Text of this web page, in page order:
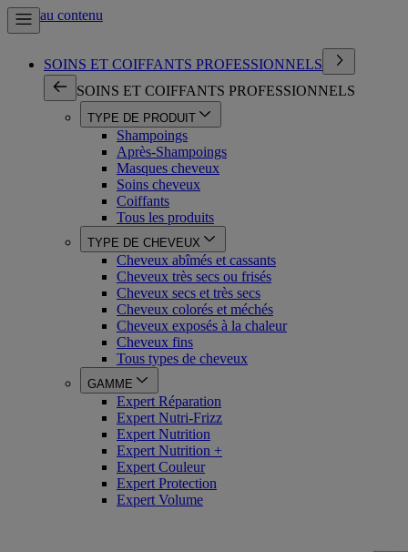
Aller au contenu
SOINS ET COIFFANTS PROFESSIONNELS
SOINS ET COIFFANTS PROFESSIONNELS
TYPE DE PRODUIT
Shampoings
Après-Shampoings
Masques cheveux
Soins cheveux
Coiffants
Tous les produits
TYPE DE CHEVEUX
Cheveux abîmés et cassants
Cheveux très secs ou frisés
Cheveux secs et très secs
Cheveux colorés et méchés
Cheveux exposés à la chaleur
Cheveux fins
Tous types de cheveux
GAMME
Expert Réparation
Expert Nutri-Frizz
Expert Nutrition
Expert Nutrition +
Expert Couleur
Expert Protection
Expert Volume